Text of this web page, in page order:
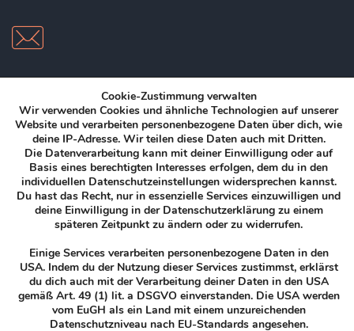
EMAIL
info@sportschule-jung.de
_
Cookie-Zustimmung verwalten
Wir verwenden Cookies und ähnliche Technologien auf unserer
Website und verarbeiten personenbezogene Daten über dich, wie
deine IP-Adresse. Wir teilen diese Daten auch mit Dritten.
Die Datenverarbeitung kann mit deiner Einwilligung oder auf
Basis eines berechtigten Interesses erfolgen, dem du in den
individuellen Datenschutzeinstellungen widersprechen kannst.
Du hast das Recht, nur in essenzielle Services einzuwilligen und
deine Einwilligung in der Datenschutzerklärung zu einem
späteren Zeitpunkt zu ändern oder zu widerrufen.
Einige Services verarbeiten personenbezogene Daten in den
USA. Indem du der Nutzung dieser Services zustimmst, erklärst
du dich auch mit der Verarbeitung deiner Daten in den USA
gemäß Art. 49 (1) lit. a DSGVO einverstanden. Die USA werden
vom EuGH als ein Land mit einem unzureichenden
Datenschutzniveau nach EU-Standards angesehen.